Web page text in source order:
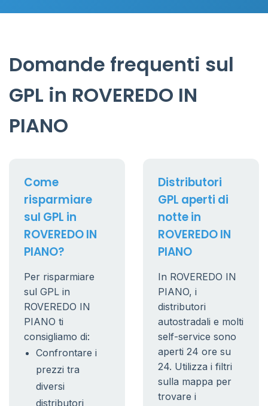
Domande frequenti sul
GPL in ROVEREDO IN
PIANO
Come
risparmiare
sul GPL in
ROVEREDO IN
PIANO?
Per risparmiare
sul GPL in
ROVEREDO IN
PIANO ti
consigliamo di:
Confrontare i
prezzi tra
diversi
distributori
Distributori
GPL aperti di
notte in
ROVEREDO IN
PIANO
In ROVEREDO IN
PIANO, i
distributori
autostradali e molti
self-service sono
aperti 24 ore su
24. Utilizza i filtri
sulla mappa per
trovare i